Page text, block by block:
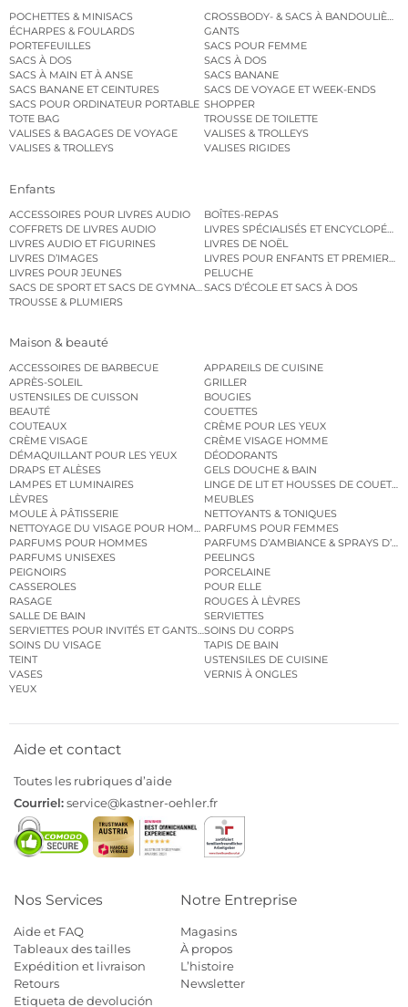
POCHETTES & MINISACS
CROSSBODY- & SACS À BANDOULIÈRE
ÉCHARPES & FOULARDS
GANTS
PORTEFEUILLES
SACS POUR FEMME
SACS À DOS
SACS À DOS
SACS À MAIN ET À ANSE
SACS BANANE
SACS BANANE ET CEINTURES
SACS DE VOYAGE ET WEEK-ENDS
SACS POUR ORDINATEUR PORTABLE SHOPPER
TOTE BAG
TROUSSE DE TOILETTE
VALISES & BAGAGES DE VOYAGE
VALISES & TROLLEYS
VALISES & TROLLEYS
VALISES RIGIDES
Enfants
ACCESSOIRES POUR LIVRES AUDIO
BOÎTES-REPAS
COFFRETS DE LIVRES AUDIO
LIVRES SPÉCIALISÉS ET
LIVRES AUDIO ET FIGURINES
LIVRES DE NOËL
LIVRES D’IMAGES
LIVRES POUR ENFANTS ET PREMIERS
LIVRES POUR JEUNES
PELUCHE
SACS DE SPORT ET SACS DE GYMNASTIQUESACS D’ÉCOLE ET SACS À DOS
TROUSSE & PLUMIERS
Maison & beauté
ACCESSOIRES DE BARBECUE
APPAREILS DE CUISINE
APRÈS-SOLEIL
GRILLER
USTENSILES DE CUISSON
BOUGIES
BEAUTÉ
COUETTES
COUTEAUX
CRÈME POUR LES YEUX
CRÈME VISAGE
CRÈME VISAGE HOMME
DÉMAQUILLANT POUR LES YEUX
DÉODORANTS
DRAPS ET ALÈSES
GELS DOUCHE & BAIN
LAMPES ET LUMINAIRES
LINGE DE LIT ET HOUSSES DE COUETTE
LÈVRES
MEUBLES
MOULE À PÂTISSERIE
NETTOYANTS & TONIQUES
NETTOYAGE DU VISAGE POUR HOMMESPARFUMS POUR FEMMES
PARFUMS POUR HOMMES
PARFUMS D’AMBIANCE & SPRAYS
PARFUMS UNISEXES
PEELINGS
PEIGNOIRS
PORCELAINE
CASSEROLES
POUR ELLE
RASAGE
ROUGES À LÈVRES
SALLE DE BAIN
SERVIETTES
SERVIETTES POUR INVITÉS ET GANTS DE TOILETTE
SOINS DU CORPS
SOINS DU VISAGE
TAPIS DE BAIN
TEINT
USTENSILES DE CUISINE
VASES
VERNIS À ONGLES
YEUX
Aide et contact
Toutes les rubriques d’aide
Courriel:service@kastner-oehler.fr
Nos Services
Aide et FAQ
Tableaux des tailles
Expédition et livraison
Retours
Etiqueta de devolución
Notre Entreprise
Magasins
À propos
L’histoire
Newsletter